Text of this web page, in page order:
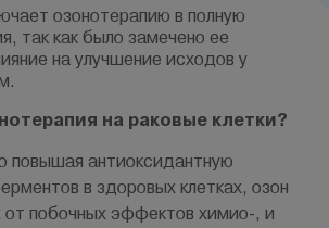
озонотерапию в полную
так как было замечено ее
на улучшение исходов у
на раковые клетки?
повышая антиоксидантную
в здоровых клетках, озон
побочных эффектов химио-, и